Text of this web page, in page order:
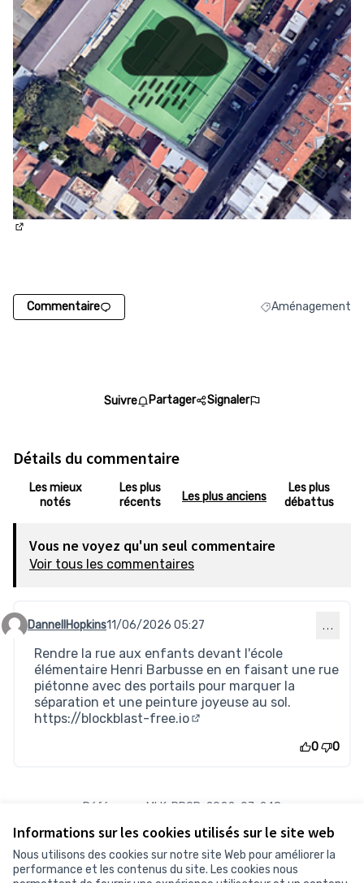
Informations sur les cookies utilisés sur le site web
Nous utilisons des cookies sur notre site Web pour améliorer la
performance et les contenus du site. Les cookies nous
Commentaire Filtrer les résultats
Aménagement
Suivre Partager Signaler
Détails du commentaire
Les mieux
notés
Les plus
récents
Les plus anciens
Les plus
débattus
Vous ne voyez qu'un seul commentaire
Voir tous les commentaires
Commentaire 977
DannellHopkins11/06/2026 05:27 …
Rendre la rue aux enfants devant l'école
élémentaire Henri Barbusse en en faisant une rue
piétonne avec des portails pour marquer la
séparation et une peinture joyeuse au sol.
https://blockblast-free.io
0 0
Référence : MLK-PROP-2022-07-248
Vérifiez l'empreinte numérique